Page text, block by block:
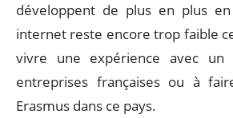
développent de plus en plus
internet reste encore trop faible
vivre une expérience avec un
entreprises françaises ou à
Erasmus dans ce pays.